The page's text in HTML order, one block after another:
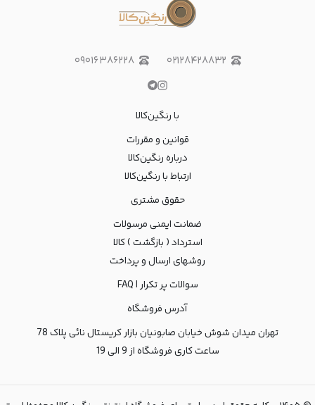
۰۲۱۲۸۴۲۸۸۳۲ ۰۹۰۱۶۳۸۶۲۲۸
با رنگین‌کالا
قوانین و مقررات
درباره رنگین‌کالا
ارتباط با رنگین‌کالا
حقوق مشتری
ضمانت ایمنی مرسولات
استرداد ( بازگشت ) کالا
روشهای ارسال و پرداخت
سوالات پر تکرار | FAQ
آدرس فروشگاه
تهران میدان شوش خیابان صابونیان بازار کریستال نائی پلاک 78
ساعت کاری فروشگاه از 9 الی 19